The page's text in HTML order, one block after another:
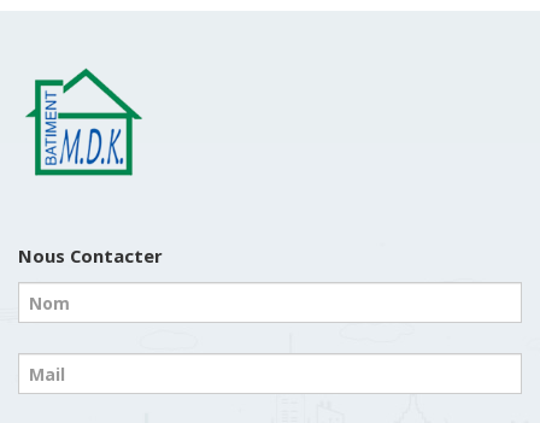
Nous Contacter